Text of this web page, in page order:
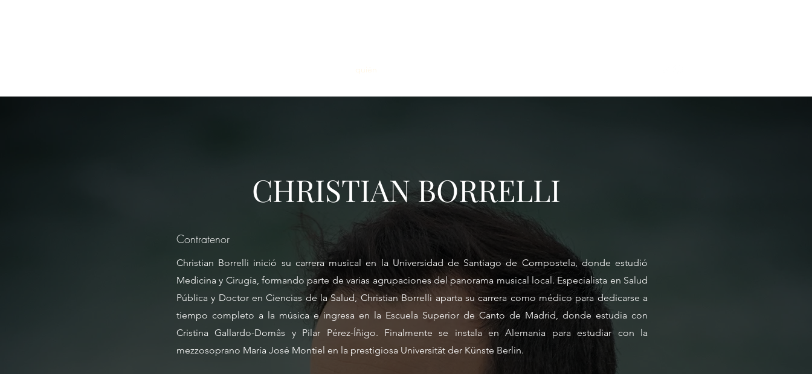
quién
CHRISTIAN BORRELLI
Contratenor
Christian Borrelli inició su carrera musical en la Universidad de Santiago de Compostela, donde estudió
Medicina y Cirugía, formando parte de varias agrupaciones del panorama musical local. Especialista en Salud
Pública y Doctor en Ciencias de la Salud, Christian Borrelli aparta su carrera como médico para dedicarse a
tiempo completo a la música e ingresa en la Escuela Superior de Canto de Madrid, donde estudia con
Cristina Gallardo-Domâs y Pilar Pérez-Íñigo. Finalmente se instala en Alemania para estudiar con la
mezzosoprano María José Montiel en la prestigiosa Universität der Künste Berlin.